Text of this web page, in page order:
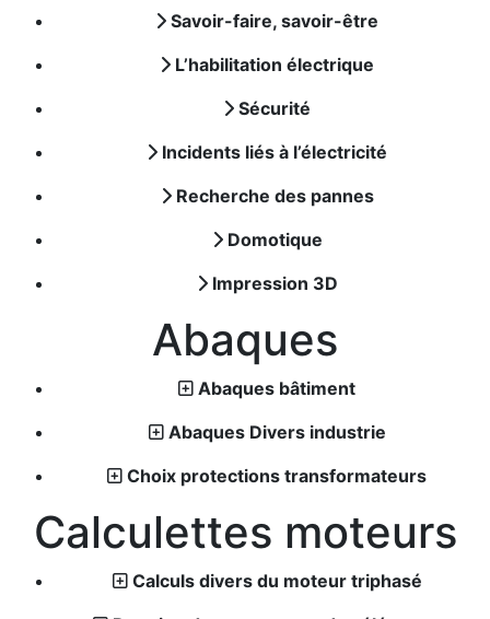
Savoir-faire, savoir-être
L’habilitation électrique
Sécurité
Incidents liés à l’électricité
Recherche des pannes
Domotique
Impression 3D
Abaques
Abaques bâtiment
Abaques Divers industrie
Choix protections transformateurs
Calculettes moteurs
Calculs divers du moteur triphasé